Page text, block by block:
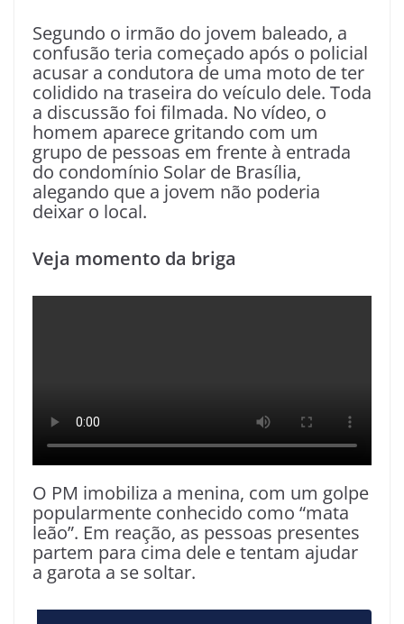
Segundo o irmão do jovem baleado, a
confusão teria começado após o policial
acusar a condutora de uma moto de ter
colidido na traseira do veículo dele. Toda
a discussão foi filmada. No vídeo, o
homem aparece gritando com um
grupo de pessoas em frente à entrada
do condomínio Solar de Brasília,
alegando que a jovem não poderia
deixar o local.
Veja momento da briga
O PM imobiliza a menina, com um golpe
popularmente conhecido como “mata
leão”. Em reação, as pessoas presentes
partem para cima dele e tentam ajudar
a garota a se soltar.